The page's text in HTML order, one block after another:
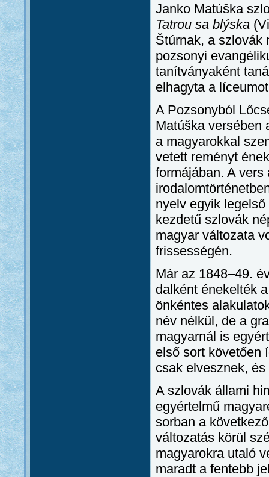
Janko Matúška
Tatrou sa blýska
Štúrnak, a szlovák
pozsonyi
tanítványaként
elhagyta a
A Pozsonyból
Matúška versében
a magyarokkal
vetett reményt
formájában. A
nyelv egyik
kezdetű szlovák
magyar változata
frissességén.
Már az 1848–49.
dalként énekelték
önkéntes
név nélkül, de a
magyarnál is
első sort követően
csak elvesznek,
A szlovák állami
egyértelmű
sorban a
változatás körül
magyarokra utaló
maradt a fentebb